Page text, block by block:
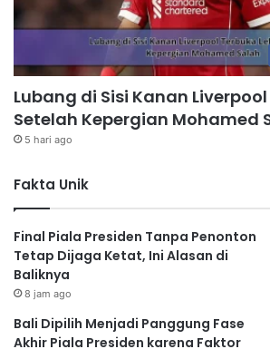
Lubang di Sisi Kanan
Setelah Kepergian Mohamed
5 hari ago
Fakta Unik
Final Piala Presiden Tanpa Penonton
Tetap Dijaga Ketat, Ini Alasan di
Baliknya
8 jam ago
Bali Dipilih Menjadi Panggung Fase
Akhir Piala Presiden karena Faktor